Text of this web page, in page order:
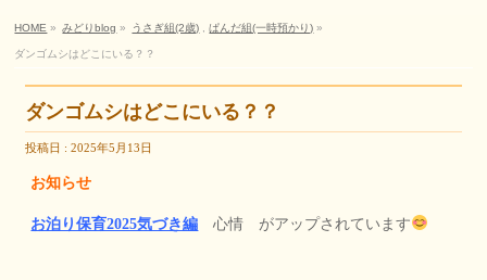
HOME » みどりblog » うさぎ組(2歳) ,ぱんだ組(一時預かり) »
ダンゴムシはどこにいる？？
ダンゴムシはどこにいる？？
投稿日 : 2025年5月13日
お知らせ
お泊り保育2025気づき編 心情 がアップされています